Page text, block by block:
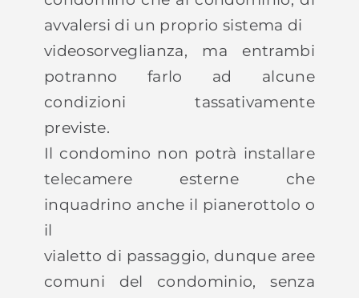
avvalersi di un proprio sistema di
videosorveglianza, ma entrambi
potranno farlo ad alcune
condizioni tassativamente
previste.
Il condomino non potrà installare
telecamere esterne che
inquadrino anche il pianerottolo o
il
vialetto di passaggio, dunque aree
comuni del condominio, senza